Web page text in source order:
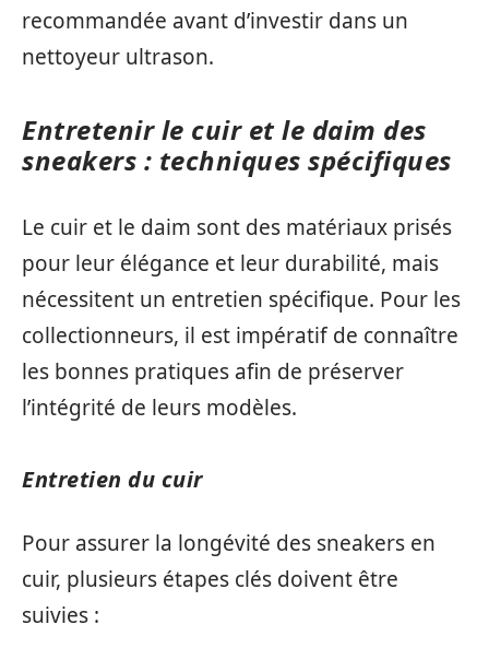
recommandée avant d’investir dans un
nettoyeur ultrason.
Entretenir le cuir et le daim des
sneakers : techniques spécifiques
Le cuir et le daim sont des matériaux prisés
pour leur élégance et leur durabilité, mais
nécessitent un entretien spécifique. Pour les
collectionneurs, il est impératif de connaître
les bonnes pratiques afin de préserver
l’intégrité de leurs modèles.
Entretien du cuir
Pour assurer la longévité des sneakers en
cuir, plusieurs étapes clés doivent être
suivies :